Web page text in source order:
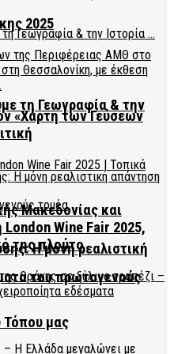
τη Γεωγραφία & την
Η μόνη ρεαλιστική
του πρωτογενούς
2025
«Χάρτη των Γεύσεων
Μακεδονίας και
Wine Fair 2025,
της πλούτο
Τόπου μας